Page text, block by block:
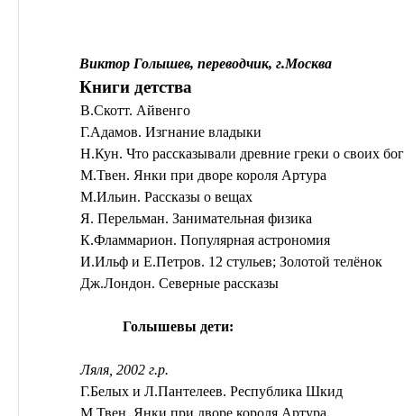
Виктор Голышев, переводчик, г.Москва
Книги детства
В.Скотт. Айвенго
Г.Адамов. Изгнание владыки
Н.Кун. Что рассказывали древние греки о своих
М.Твен. Янки при дворе короля Артура
М.Ильин. Рассказы о вещах
Я. Перельман. Занимательная физика
К.Фламмарион. Популярная астрономия
И.Ильф и Е.Петров. 12 стульев; Золотой телёнок
Дж.Лондон. Северные рассказы
Голышевы дети:
Ляля, 2002 г.р.
Г.Белых и Л.Пантелеев. Республика Шкид
М.Твен. Янки при дворе короля Артура